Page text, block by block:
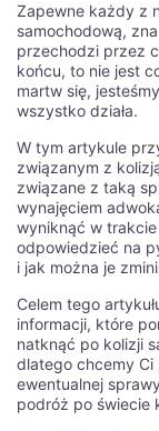
Zapewne każdy z
samochodową,
przechodzi przez
końcu, to nie jest
martw się,
wszystko działa.
W tym artykule
związanym z
związane z taką
wynajęciem
wyniknąć w
odpowiedzieć na
i jak można je
Celem tego
informacji, które
natknąć po kolizji
dlatego chcemy
ewentualnej
podróż po świecie